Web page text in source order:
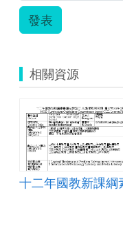
發表
相關資源